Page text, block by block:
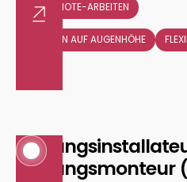
KEIN REMOTE-ARBEITEN
KOLLEGEN AUF AUGENHÖHE